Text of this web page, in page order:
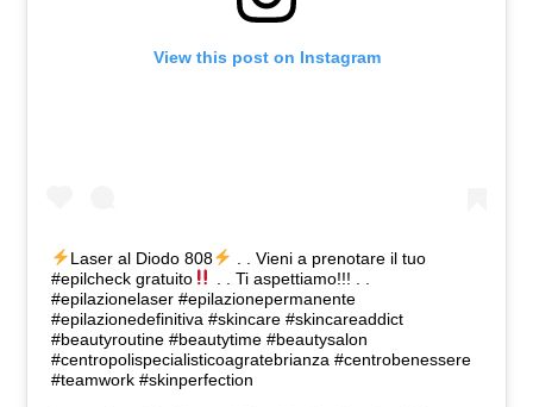
View this post on Instagram
Laser al Diodo 808
. . Vieni a prenotare il tuo
#epilcheck gratuito
. . Ti aspettiamo!!! . .
#epilazionelaser #epilazionepermanente
#epilazionedefinitiva #skincare #skincareaddict
#beautyroutine #beautytime #beautysalon
#centropolispecialisticoagratebrianza #centrobenessere
#teamwork #skinperfection